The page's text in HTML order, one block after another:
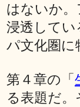
はないか
浸透してい
パ文化圏に
第４章の「
る表題だ